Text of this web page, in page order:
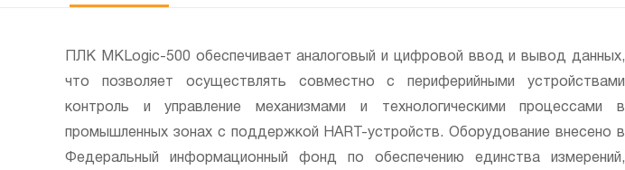
ПЛК MKLogic-500 обеспечивает аналоговый и цифровой ввод и вывод данных,
что позволяет осуществлять совместно с периферийными устройствами
контроль и управление механизмами и технологическими процессами в
промышленных зонах с поддержкой HART-устройств. Оборудование внесено в
Федеральный информационный фонд по обеспечению единства измерений,